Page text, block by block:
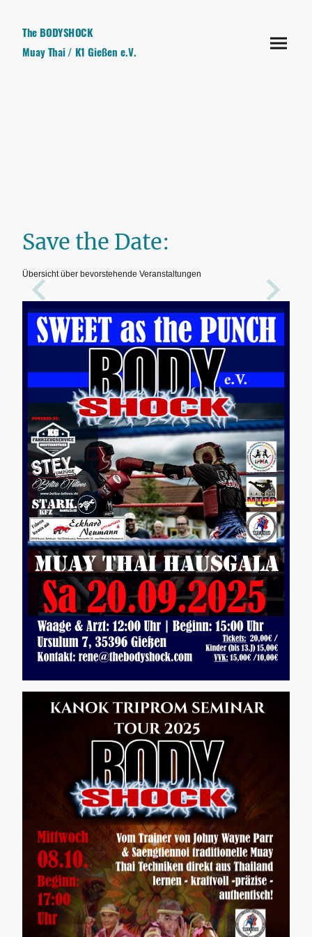
The BODYSHOCK
Muay Thai / K1 Gießen e.V.
Save the Date:
Übersicht über bevorstehende Veranstaltungen